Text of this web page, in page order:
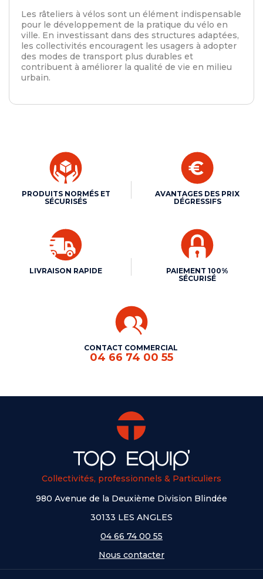
Les râteliers à vélos sont un élément indispensable
pour le développement de la pratique du vélo en
ville. En investissant dans des structures adaptées,
les collectivités encouragent les usagers à adopter
des modes de transport plus durables et
contribuent à améliorer la qualité de vie en milieu
urbain.
PRODUITS NORMÉS ET
SÉCURISÉS
AVANTAGES DES PRIX
DÉGRESSIFS
LIVRAISON RAPIDE
PAIEMENT 100%
SÉCURISÉ
CONTACT COMMERCIAL
04 66 74 00 55
Collectivités, professionnels & Particuliers
980 Avenue de la Deuxième Division Blindée
30133 LES ANGLES
04 66 74 00 55
Nous contacter